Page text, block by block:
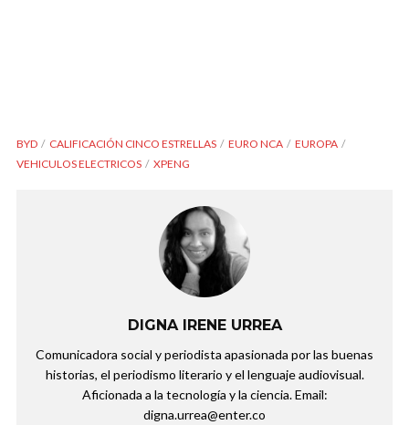
BYD CALIFICACIÓN CINCO ESTRELLAS EURO NCA
EUROPA
VEHICULOS ELECTRICOS
XPENG
DIGNA IRENE URREA
Comunicadora social y periodista apasionada por las buenas
historias, el periodismo literario y el lenguaje audiovisual.
Aficionada a la tecnología y la ciencia. Email:
digna.urrea@enter.co